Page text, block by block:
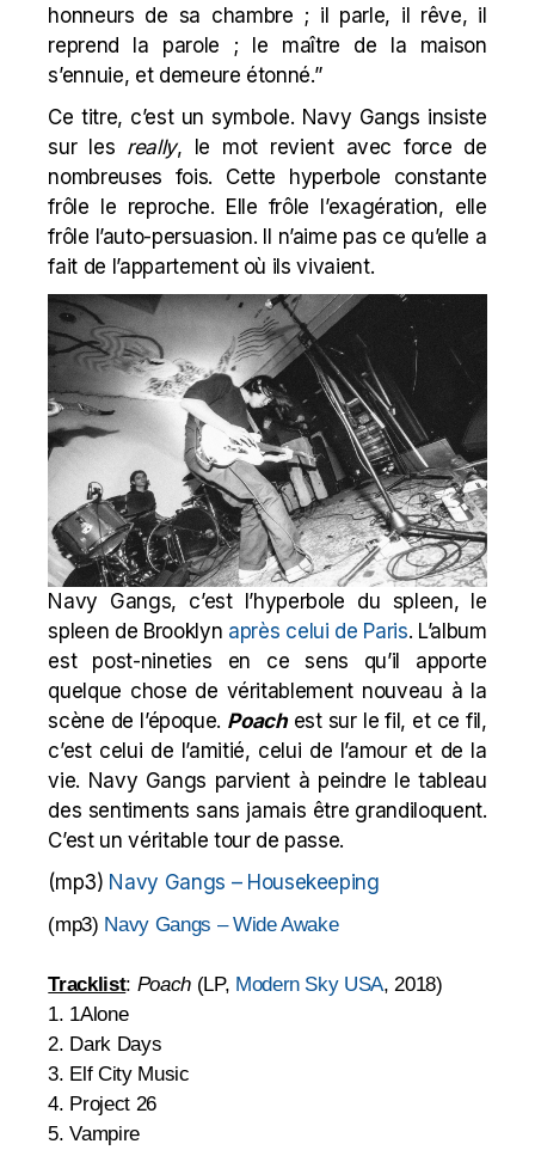
honneurs de sa chambre ; il parle, il rêve, il
reprend la parole ; le maître de la maison
s’ennuie, et demeure étonné.”
Ce titre, c’est un symbole. Navy Gangs insiste
sur les really, le mot revient avec force de
nombreuses fois. Cette hyperbole constante
frôle le reproche. Elle frôle l’exagération, elle
frôle l’auto-persuasion. Il n’aime pas ce qu’elle a
fait de l’appartement où ils vivaient.
Navy Gangs, c’est l’hyperbole du spleen, le
spleen de Brooklyn après celui de Paris. L’album
est post-nineties en ce sens qu’il apporte
quelque chose de véritablement nouveau à la
scène de l’époque. Poachest sur le fil, et ce fil,
c’est celui de l’amitié, celui de l’amour et de la
vie. Navy Gangs parvient à peindre le tableau
des sentiments sans jamais être grandiloquent.
C’est un véritable tour de passe.
(mp3) Navy Gangs – Housekeeping
(mp3) Navy Gangs – Wide Awake
Tracklist: Poach(LP, Modern Sky USA, 2018)
1. 1Alone
2. Dark Days
3. Elf City Music
4. Project 26
5. Vampire